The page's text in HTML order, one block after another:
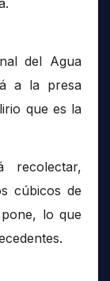
del Agua
a la presa
que es la
recolectar,
cúbicos de
lo que